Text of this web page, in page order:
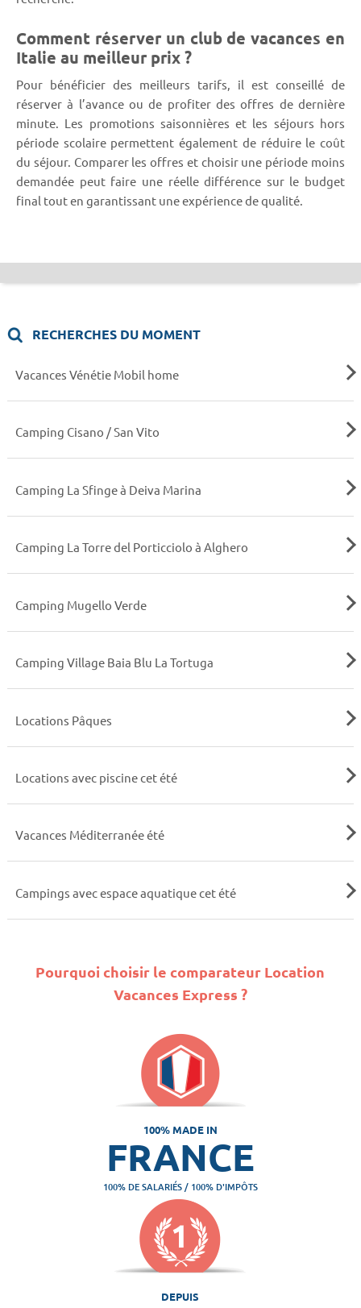
Comment réserver un club de vacances en
Italie au meilleur prix ?
Pour bénéficier des meilleurs tarifs, il est conseillé de
réserver à l’avance ou de profiter des offres de dernière
minute. Les promotions saisonnières et les séjours hors
période scolaire permettent également de réduire le coût
du séjour. Comparer les offres et choisir une période moins
demandée peut faire une réelle différence sur le budget
final tout en garantissant une expérience de qualité.
RECHERCHES DU MOMENT
Vacances Vénétie Mobil home
Camping Cisano / San Vito
Camping La Sfinge à Deiva Marina
Camping La Torre del Porticciolo à Alghero
Camping Mugello Verde
Camping Village Baia Blu La Tortuga
Locations Pâques
Locations avec piscine cet été
Vacances Méditerranée été
Campings avec espace aquatique cet été
Pourquoi choisir le comparateur Location
Vacances Express ?
100% MADE IN
FRANCE
100% DE SALARIÉS / 100% D'IMPÔTS
DEPUIS